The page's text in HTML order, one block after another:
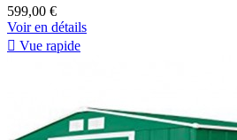
599,00 €
Voir en détails
 Vue rapide